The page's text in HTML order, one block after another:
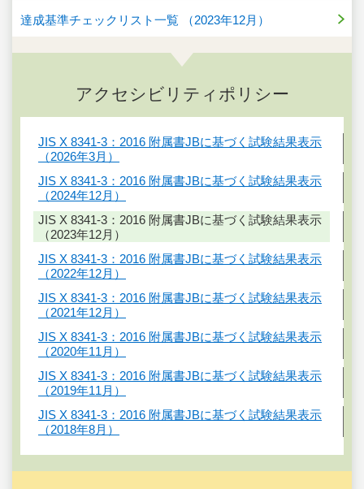
達成基準チェックリスト一覧 （2023年12月）
アクセシビリティポリシー
JIS X 8341-3：2016 附属書JBに基づく試験結果表示
（2026年3月）
JIS X 8341-3：2016 附属書JBに基づく試験結果表示
（2024年12月）
JIS X 8341-3：2016 附属書JBに基づく試験結果表示
（2023年12月）
JIS X 8341-3：2016 附属書JBに基づく試験結果表示
（2022年12月）
JIS X 8341-3：2016 附属書JBに基づく試験結果表示
（2021年12月）
JIS X 8341-3：2016 附属書JBに基づく試験結果表示
（2020年11月）
JIS X 8341-3：2016 附属書JBに基づく試験結果表示
（2019年11月）
JIS X 8341-3：2016 附属書JBに基づく試験結果表示
（2018年8月）